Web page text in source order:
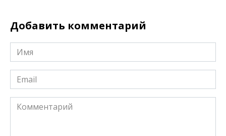
Добавить комментарий
Имя
*
Email
*
Комментарий